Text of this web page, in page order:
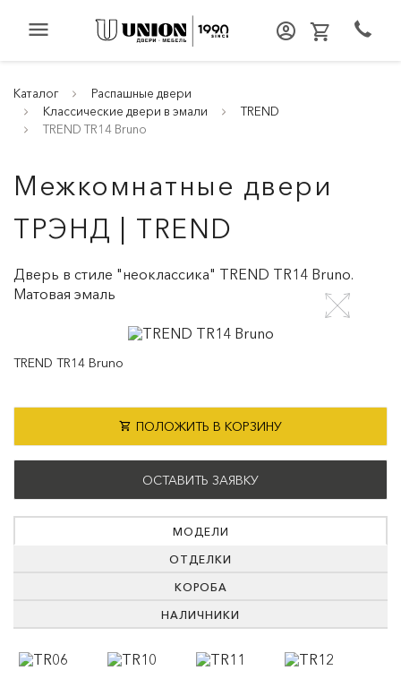
menu
Каталог
Распашные двери
Классические двери в эмали
TREND
TREND TR14 Bruno
Межкомнатные двери
ТРЭНД | TREND
Дверь в стиле "неоклассика" TREND TR14 Bruno.
Матовая эмаль
TREND TR14 Bruno
ПОЛОЖИТЬ В КОРЗИНУ
ОСТАВИТЬ ЗАЯВКУ
МОДЕЛИ
ОТДЕЛКИ
КОРОБА
НАЛИЧНИКИ